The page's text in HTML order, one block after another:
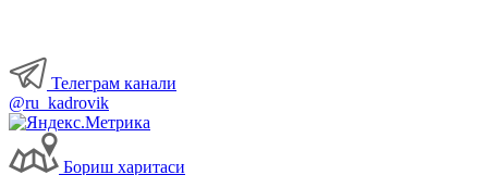
Ишга қабул қилиш
Телеграм канали
@ru_kadrovik
Бориш харитаси